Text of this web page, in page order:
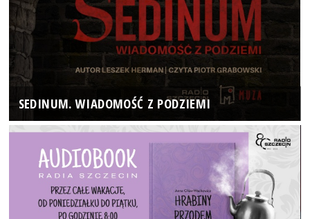
SEDINUM. WIADOMOŚĆ Z PODZIEMI